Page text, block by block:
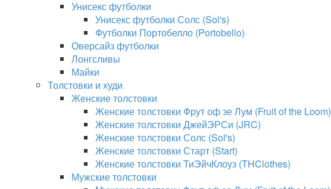
Унисекс футболки
Унисекс футболки Солс (Sol's)
Футболки Портобелло (Portobello)
Оверсайз футболки
Лонгсливы
Майки
Толстовки и худи
Женские толстовки
Женские толстовки Фрут оф зе Лум (Fruit of the Loom)
Женские толстовки ДжейЭРСи (JRC)
Женские толстовки Солс (Sol's)
Женские толстовки Старт (Start)
Женские толстовки ТиЭйчКлоуз (THClothes)
Мужские толстовки